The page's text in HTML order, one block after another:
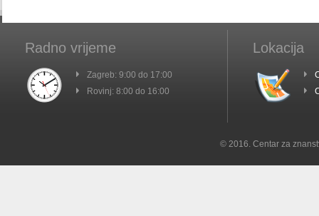
Radno vrijeme
Zagreb: 9:00 do 17:00
Rovinj: 8:00 do 16:00
Lokacija
© 2016. Centar za